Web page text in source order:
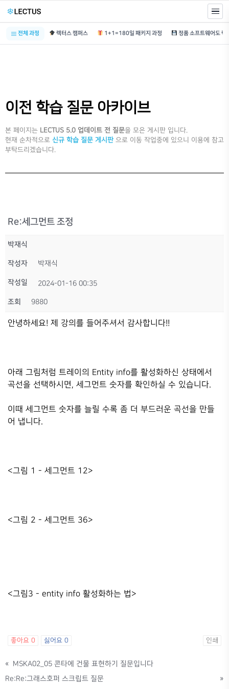
전체 과정 렉터스 캠퍼스 1+1=180일 패키지 과정
이전 학습 질문 아카이브
본 페이지는 LECTUS 5.0 업데이트 전 질문을 모은 게시판 입니다.
현재 순차적으로 신규 학습 질문 게시판 으로 이동 작업중에 있으니 이용에 참고
부탁드리겠습니다.
Re:세그먼트 조정
박재식
작성자 박재식
작성일 2024-01-16 00:35
조회 9880
안녕하세요! 제 강의를 들어주셔서 감사합니다!!
아래 그림처럼 트레이의 Entity info를 활성화하신 상태에서
곡선을 선택하시면, 세그먼트 숫자를 확인하실 수 있습니다.
이때 세그먼트 숫자를 늘릴 수록 좀 더 부드러운 곡선을 만들
어 냅니다.
<그림 1 - 세그먼트 12>
<그림 2 - 세그먼트 36>
<그림3 - entity info 활성화하는 법>
좋아요 0 싫어요 0 인쇄
« MSKA02_05 콘타에 건물 표현하기 질문입니다
Re:Re:그래스호퍼 스크립트 질문
»